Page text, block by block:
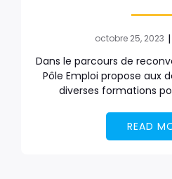
octobre 25, 2023 |
Dans le parcours de
Pôle Emploi propose aux
diverses formations
READ